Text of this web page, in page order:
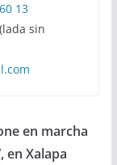
13
(lada sin
en marcha
en Xalapa